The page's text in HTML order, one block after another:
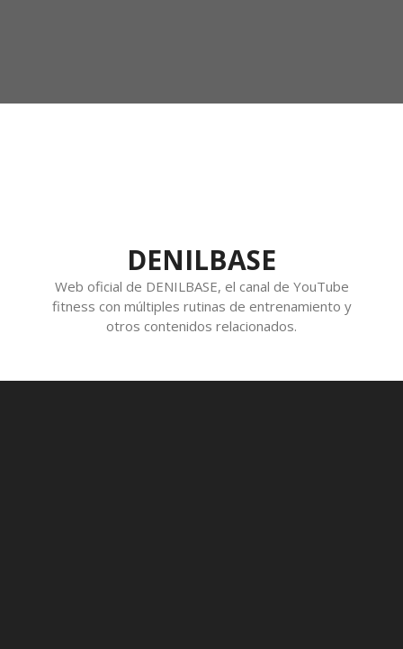
DENILBASE
Web oficial de DENILBASE, el canal de YouTube
fitness con múltiples rutinas de entrenamiento y
otros contenidos relacionados.